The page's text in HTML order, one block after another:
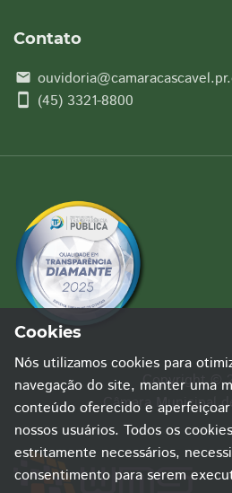
Contato
email
smartphone (45) 3321-8800
Copyright ©
Câmara Municipal
Cookies
Nós utilizamos cookies para
navegação do site, manter uma
conteúdo oferecido e
nossos usuários. Todos os
estritamente necessários,
consentimento para serem